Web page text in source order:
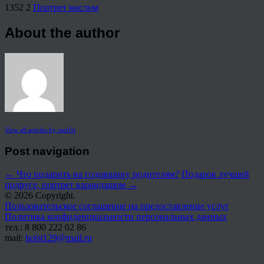
1352 2 Портрет маслом
About the author
View all articles by rauffri
Post navigation
← Что подарить на годовщину родителям? Подарок лучшей
подруге, портрет карандашом →
© 2026 Copyright.
Пользовательское соглашение на предоставление услуг
Политика конфиденциальности персональных данных
тел.: 8 800 222 02 86
mail: holst129@mail.ru